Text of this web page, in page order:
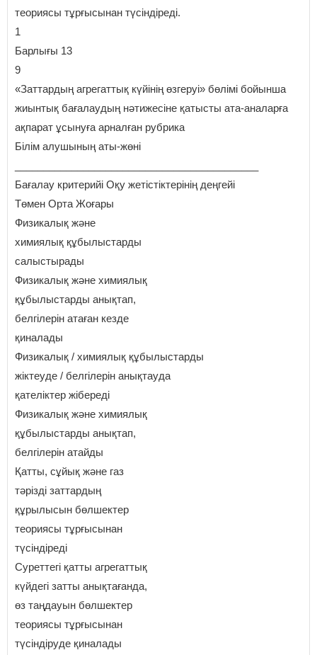
теориясы тұрғысынан түсіндіреді.
1
Барлығы 13
9
«Заттардың агрегаттық күйінің өзгеруі» бөлімі бойынша
жиынтық бағалаудың нәтижесіне қатысты ата-аналарға
ақпарат ұсынуға арналған рубрика
Білім алушының аты-жөні
Бағалау критерийі Оқу жетістіктерінің деңгейі
Төмен Орта Жоғары
Физикалық және
химиялық құбылыстарды
салыстырады
Физикалық және химиялық
құбылыстарды анықтап,
белгілерін атаған кезде
қиналады
Физикалық / химиялық құбылыстарды
жіктеуде / белгілерін анықтауда
қателіктер жібереді
Физикалық және химиялық
құбылыстарды анықтап,
белгілерін атайды
Қатты, сұйық және газ
тәрізді заттардың
құрылысын бөлшектер
теориясы тұрғысынан
түсіндіреді
Суреттегі қатты агрегаттық
күйдегі затты анықтағанда,
өз таңдауын бөлшектер
теориясы тұрғысынан
түсіндіруде қиналады